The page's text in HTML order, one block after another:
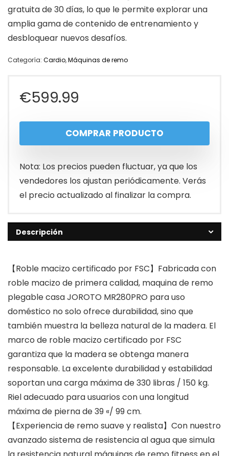
gratuita de 30 días, lo que le permite explorar una
amplia gama de contenido de entrenamiento y
desbloquear nuevos desafíos.
Categoría: Cardio,Máquinas de remo
€599.99
COMPRAR PRODUCTO
Nota: Los precios pueden fluctuar, ya que los
vendedores los ajustan periódicamente. Verás
el precio actualizado al finalizar la compra.
Descripción
【Roble macizo certificado por FSC】Fabricada con
roble macizo de primera calidad, maquina de remo
plegable casa JOROTO MR280PRO para uso
doméstico no solo ofrece durabilidad, sino que
también muestra la belleza natural de la madera. El
marco de roble macizo certificado por FSC
garantiza que la madera se obtenga manera
responsable. La excelente durabilidad y estabilidad
soportan una carga máxima de 330 libras / 150 kg.
Riel adecuado para usuarios con una longitud
máxima de pierna de 39 «/ 99 cm.
【Experiencia de remo suave y realista】Con nuestro
avanzado sistema de resistencia al agua que simula